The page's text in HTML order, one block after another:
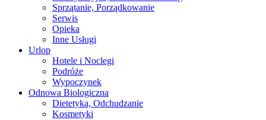
Sprzątanie, Porządkowanie
Serwis
Opieka
Inne Usługi
Urlop
Hotele i Noclegi
Podróże
Wypoczynek
Odnowa Biologiczna
Dietetyka, Odchudzanie
Kosmetyki